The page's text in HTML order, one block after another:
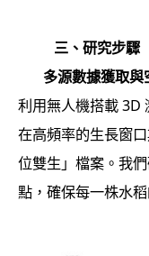
三、研究步驟
多源數據獲取與
利用無人機搭載 3D
在高頻率的生長窗
位雙生」檔案。我
點，確保每一株水